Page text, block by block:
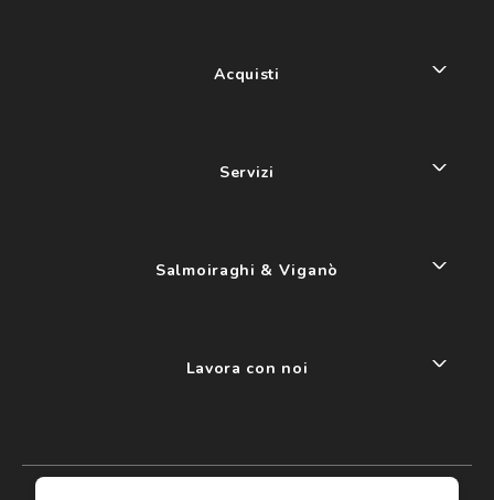
Acquisti
Servizi
Salmoiraghi & Viganò
Lavora con noi